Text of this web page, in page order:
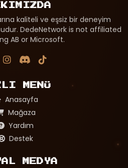
kaliteli ve eşsiz bir deneyim
DedeNetwork is not affiliated
AB or Microsoft.
MENÜ
Anasayfa
Mağaza
Yardım
Destek
MEDYA